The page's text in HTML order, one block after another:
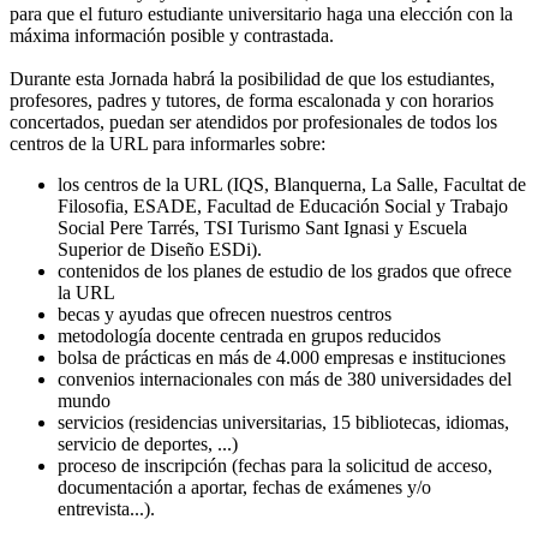
para que el futuro estudiante universitario haga una elección con la
máxima información posible y contrastada.
Durante esta Jornada habrá la posibilidad de que los estudiantes,
profesores, padres y tutores, de forma escalonada y con horarios
concertados, puedan ser atendidos por profesionales de todos los
centros de la URL para informarles sobre:
los centros de la URL (IQS, Blanquerna, La Salle, Facultat de
Filosofia, ESADE, Facultad de Educación Social y Trabajo
Social Pere Tarrés, TSI Turismo Sant Ignasi y Escuela
Superior de Diseño ESDi).
contenidos de los planes de estudio de los grados que ofrece
la URL
becas y ayudas que ofrecen nuestros centros
metodología docente centrada en grupos reducidos
bolsa de prácticas en más de 4.000 empresas e instituciones
convenios internacionales con más de 380 universidades del
mundo
servicios (residencias universitarias, 15 bibliotecas, idiomas,
servicio de deportes, ...)
proceso de inscripción (fechas para la solicitud de acceso,
documentación a aportar, fechas de exámenes y/o
entrevista...).